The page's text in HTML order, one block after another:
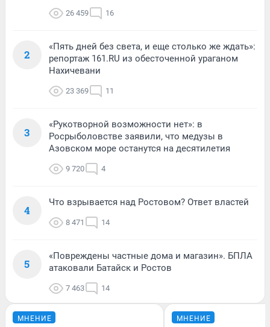
26 459 16
2
«Пять дней без света, и еще столько же ждать»:
репортаж 161.RU из обесточенной ураганом
Нахичевани
23 369 11
3
«Рукотворной возможности нет»: в
Росрыболовстве заявили, что медузы в
Азовском море останутся на десятилетия
9 720 4
4
Что взрывается над Ростовом? Ответ властей
8 471 14
5
«Повреждены частные дома и магазин». БПЛА
атаковали Батайск и Ростов
7 463 14
МНЕНИЕ МНЕНИЕ